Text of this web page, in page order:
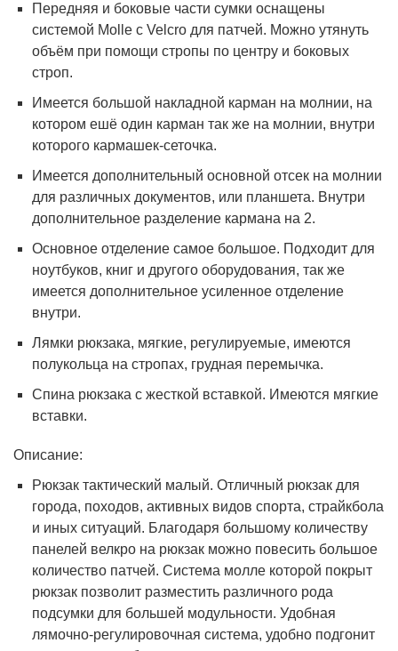
Передняя и боковые части сумки оснащены
системой Molle с Velcro для патчей. Можно утянуть
объём при помощи стропы по центру и боковых
строп.
Имеется большой накладной карман на молнии, на
котором ешё один карман так же на молнии, внутри
которого кармашек-сеточка.
Имеется дополнительный основной отсек на молнии
для различных документов, или планшета. Внутри
дополнительное разделение кармана на 2.
Основное отделение самое большое. Подходит для
ноутбуков, книг и другого оборудования, так же
имеется дополнительное усиленное отделение
внутри.
Лямки рюкзака, мягкие, регулируемые, имеются
полукольца на стропах, грудная перемычка.
Спина рюкзака с жесткой вставкой. Имеются мягкие
вставки.
Описание:
Рюкзак тактический малый. Отличный рюкзак для
города, походов, активных видов спорта, страйкбола
и иных ситуаций. Благодаря большому количеству
панелей велкро на рюкзак можно повесить большое
количество патчей. Система молле которой покрыт
рюкзак позволит разместить различного рода
подсумки для большей модульности. Удобная
лямочно-регулировочная система, удобно подгонит